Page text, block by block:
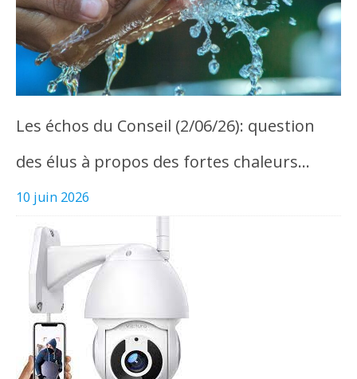
Les échos du Conseil (2/06/26): question
des élus à propos des fortes chaleurs…
10 juin 2026